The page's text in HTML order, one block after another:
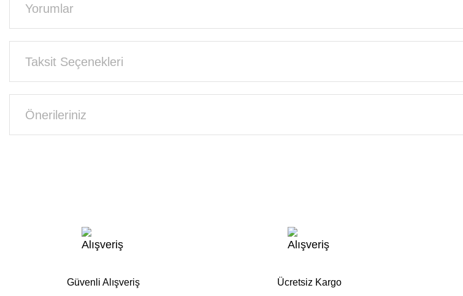
Yorumlar
Taksit Seçenekleri
Önerileriniz
Güvenli Alışveriş Ücretsiz Kargo